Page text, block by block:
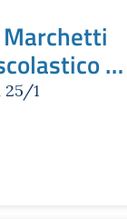
al
San
25/1